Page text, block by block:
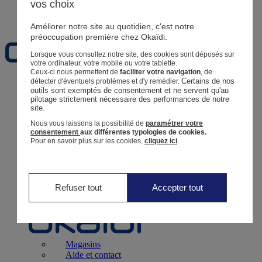
Naissance0 - 12 mois
Magasins
Retour
Bébé Fille3 mois - 5 ans
Magasins
Aide et contact
vos choix
Améliorer notre site au quotidien, c'est notre
préoccupation première chez Okaïdi.
Lorsque vous consultez notre site, des cookies sont déposés sur
votre ordinateur, votre mobile ou votre tablette.
Ceux-ci nous permettent defaciliter votre navigation , de
détecter d'éventuels problèmes et d'y remédier.Certains de nos
outils sont exemptés de consentement et ne servent qu'au
pilotage strictement nécessaire des performances de notre
site.
Nous vous laissons la possibilité deparamétrer votre
consentementaux différentes typologies de cookies.
Pour en savoir plus sur les cookies,cliquez ici
Refuser tout Accepter tout